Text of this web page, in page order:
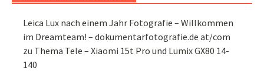
Leica Lux nach einem Jahr Fotografie – Willkommen
im Dreamteam! – dokumentarfotografie.de at/com
zu Thema Tele – Xiaomi 15t Pro und Lumix GX80 14-
140